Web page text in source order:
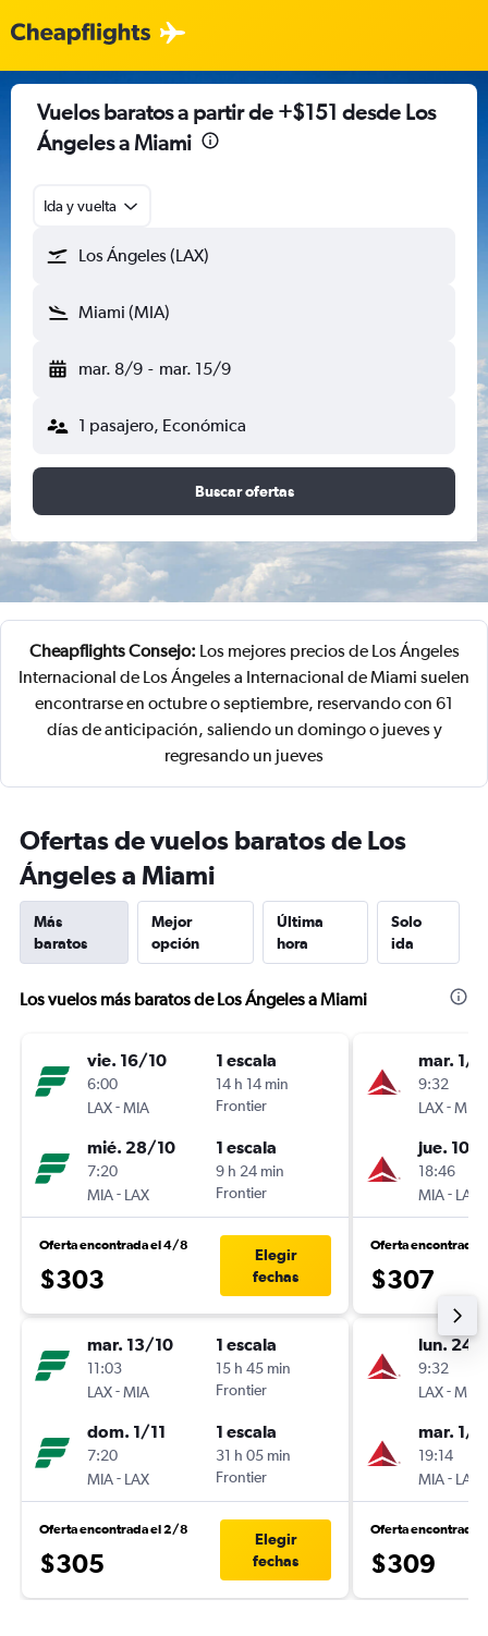
Vuelos baratos a partir de +$151 desde Los
Ángeles a Miami
Ida y vuelta
Los Ángeles (LAX)
Miami (MIA)
mar. 8/9 - mar. 15/9
1 pasajero, Económica
Buscar ofertas
Cheapflights Consejo: Los mejores precios de Los Ángeles
Internacional de Los Ángeles a Internacional de Miami suelen
encontrarse en octubre o septiembre, reservando con 61
días de anticipación, saliendo un domingo o jueves y
regresando un jueves
Ofertas de vuelos baratos de Los
Ángeles a Miami
Más
baratos
Mejor
opción
Última
hora
Solo
ida
Los vuelos más baratos de Los Ángeles a Miami
vie. 16/10
6:00
LAX-MIA
1 escala
14 h 14 min
Frontier
mié. 28/10
7:20
MIA- LAX
1 escala
9 h 24 min
Frontier
Oferta encontrada el 4/8
$303
Elegir
fechas
mar. 13/10
11:03
LAX-MIA
1 escala
15 h 45 min
Frontier
dom. 1/11
7:20
MIA- LAX
1 escala
31 h 05 min
Frontier
Oferta encontrada el 2/8
$305
Elegir
fechas
mar. 1/9
9:32
LAX-MIA
jue. 10/
18:46
MIA- LAX
Oferta encontrada
$307
lun. 24/
9:32
LAX-MIA
mar. 1/9
19:14
MIA- LAX
Oferta encontrada
$309